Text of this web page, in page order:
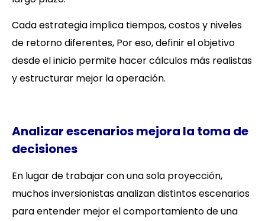
Cada estrategia implica tiempos, costos y niveles
de retorno diferentes, Por eso, definir el objetivo
desde el inicio permite hacer cálculos más realistas
y estructurar mejor la operación.
Analizar escenarios mejora la toma de
decisiones
En lugar de trabajar con una sola proyección,
muchos inversionistas analizan distintos escenarios
para entender mejor el comportamiento de una